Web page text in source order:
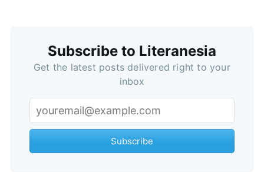
Subscribe to Literanesia
Get the latest posts delivered right to your
inbox
Subscribe